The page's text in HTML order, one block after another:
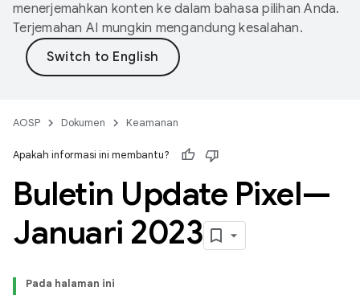
menerjemahkan konten ke dalam bahasa pilihan Anda.
Terjemahan AI mungkin mengandung kesalahan.
AOSP Dokumen Keamanan
Apakah informasi ini membantu?
Buletin Update Pixel—
Januari 2023
Pada halaman ini